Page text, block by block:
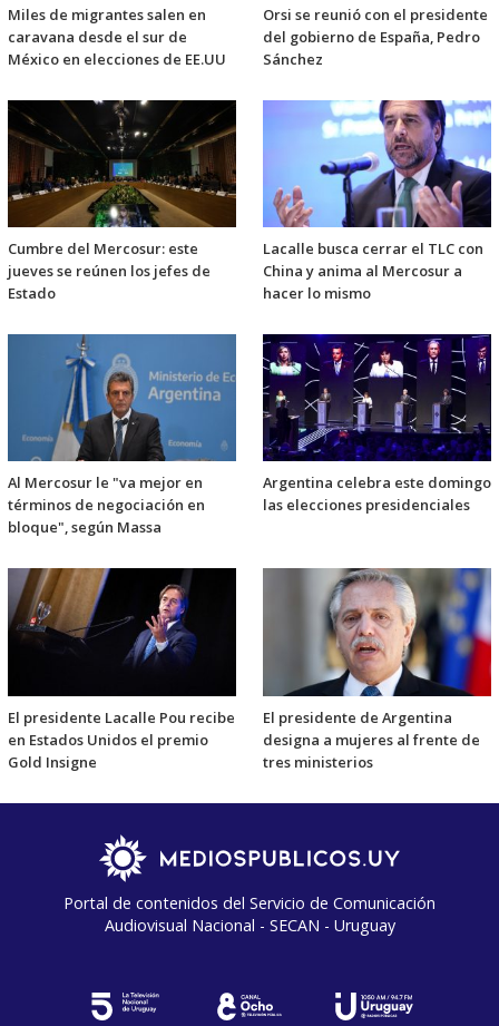
Miles de migrantes salen en
caravana desde el sur de
México en elecciones de EE.UU
Orsi se reunió con el presidente
del gobierno de España, Pedro
Sánchez
Cumbre del Mercosur: este
jueves se reúnen los jefes de
Estado
Lacalle busca cerrar el TLC con
China y anima al Mercosur a
hacer lo mismo
Al Mercosur le "va mejor en
términos de negociación en
bloque", según Massa
Argentina celebra este domingo
las elecciones presidenciales
El presidente Lacalle Pou recibe
en Estados Unidos el premio
Gold Insigne
El presidente de Argentina
designa a mujeres al frente de
tres ministerios
Portal de contenidos del Servicio de Comunicación
Audiovisual Nacional - SECAN - Uruguay